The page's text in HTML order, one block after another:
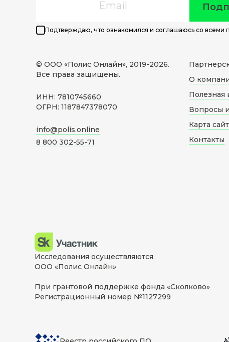
Подтверждаю, что ознакомился и соглашаюсь со всеми
© ООО «Полис Онлайн», 2019-2026.
Все права защищены.
ИНН: 7810745660
ОГРН: 1187847378070
info@polis.online
8 800 302-55-71
О
Полезная
Вопросы
Карта
Контакты
Исследования осуществляются
ООО «Полис Онлайн»
При грантовой поддержке фонда «Сколково»
Регистрационный номер №1127299